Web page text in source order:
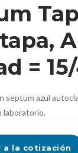
=
septum azul
laboratorio.
a la cotización